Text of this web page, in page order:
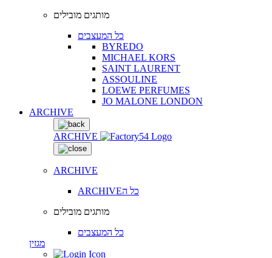
מותגים מובילים
כל המעצבים
BYREDO
MICHAEL KORS
SAINT LAURENT
ASSOULINE
LOEWE PERFUMES
JO MALONE LONDON
ARCHIVE
ARCHIVE
ARCHIVE
ARCHIVEכל ה
מותגים מובילים
כל המעצבים
מגזין